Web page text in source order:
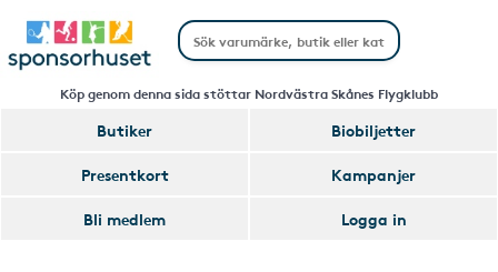
Köp genom denna sida stöttar Nordvästra Skånes Flygklubb
Butiker
Biobiljetter
Presentkort
Kampanjer
Bli medlem
Logga in